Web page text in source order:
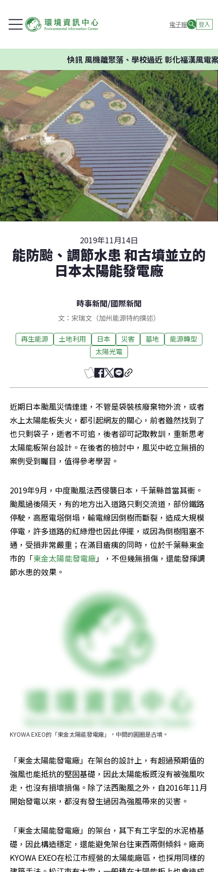
電子報 登入
快訊風機離聚落、學校過近 彰化福漢風電案環
2019年11月14日
能防颱、調節水患 和古墳並立的
日本太陽能發電廠
時事新聞/國際新聞
文：宋瑞文（加州能源特約撰述）
再生能源 土地利用 日本 災害 墓地
能源轉型
太陽光電
近期日本颱風災情連連，不管是袋裝核廢棄物外流，或者
水上太陽能板失火，都引起網友的關心，前者雖然找到了
也只剩袋子，逝者不可追，後者卻可記取教訓，重新思考
太陽能板架台設計。在後者的檢討中，風災中屹立無損的
案例受到矚目，值得參考學習。
2019年9月，中度颱風法西侵襲日本，千葉縣首當其衝。
颱風過後隔天，有的地方出入道路只剩交流道，部份鐵路
停駛，高壓電塔倒塌，輸電線因倒樹而斷裂，造成大規模
停電，許多道路的紅綠燈也因此停擺，或因為倒樹阻塞不
通，受損非常嚴重；在滿目瘡痍的同時，位於千葉縣東金
市的「東金太陽能發電廠」，不但幾無損傷，還能發揮調
節水患的效果。
KYOWA EXEO的「東金太陽能發電廠」，中間的圓圈是古墳。
「東金太陽能發電廠」在架台的設計上，有超過預期值的
強風也能抵抗的堅固基礎，因此太陽能板既沒有被強風吹
走，也沒有損壞損傷。除了法西颱風之外，自2016年11月
開始發電以來，都沒有發生過因為強風帶來的災害。
「東金太陽能發電廠」的架台，其下有工字型的水泥樁基
礎，因此構造穩定，還能避免架台往東西兩側傾斜。廠商
KYOWA EXEO在松江市經營的太陽能廠區，也採用同樣的